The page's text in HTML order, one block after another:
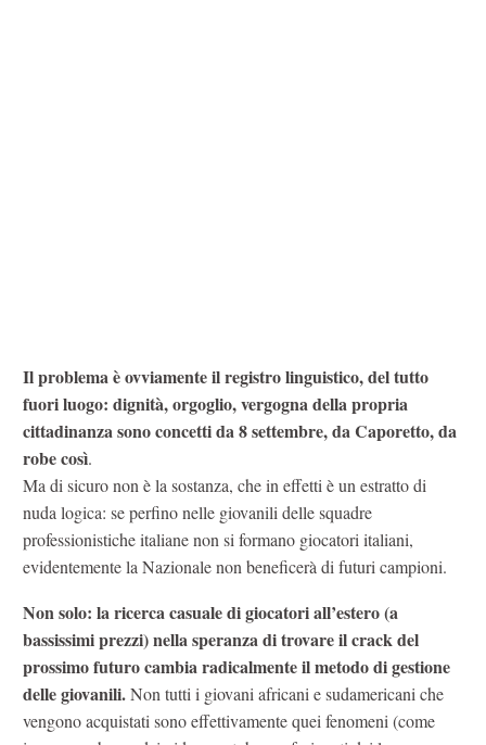
Il problema è ovviamente il registro linguistico, del tutto
fuori luogo: dignità, orgoglio, vergogna della propria
cittadinanza sono concetti da 8 settembre, da Caporetto, da
robe così.
Ma di sicuro non è la sostanza, che in effetti è un estratto di
nuda logica: se perfino nelle giovanili delle squadre
professionistiche italiane non si formano giocatori italiani,
evidentemente la Nazionale non beneficerà di futuri campioni.
Non solo: la ricerca casuale di giocatori all’estero (a
bassissimi prezzi) nella speranza di trovare il crack del
prossimo futuro cambia radicalmente il metodo di gestione
delle giovanili.Non tutti i giovani africani e sudamericani che
vengono acquistati sono effettivamente quei fenomeni (come